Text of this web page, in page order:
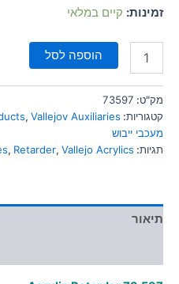
font_download סמן קישורים זמינות: קיים במלאי
הוספה לסל
מק"ט: 73597
קטגוריות:
, Vallejov Auxiliaries
מעכבי ייבוש
תגיות:
, Retarder, Vallejo Acrylics
תיאור